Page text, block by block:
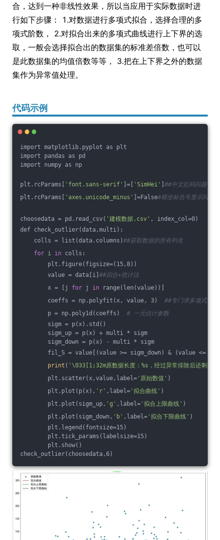
合，达到一种非线性效果，所以当应用于实际数据时进
行如下步骤： 1.对数据进行多项式拟合，选择合理的多
项式阶数， 2.对拟合出来的多项式曲线进行上下界的选
取，一般会选择拟合出的数据集的标准差倍数，也可以
是此数据集的均值倍数等等， 3.把在上下界之外的数据
集作为异常值处理。
代码示例
import matplotlib.pyplot as plt
import pandas as pd
import numpy as np
plt.rcParams[ 'font.sans-serif' ]=[ 'SimHei'
##中文乱码问题！
plt.rcParams[
'axes.unicode_minus' ]=False#横坐标负号显示问题！
choosedata = pd.read_csv( '建模数据.csv' , index_col=0)
def check_outlier(data,multi):
colls = list(data.columns)##获取数据的所有列名
for i in colls:
plt.figure(figsize=(15,8))
value = data[i] ##拟合+统计法
x = [j for j in range(len(value))]
coeffs = np.polyfit(x, value, 3) ##专门求多项式估
p = np.poly1d(coeffs) # 一元估计参数
sigm = p(x).std()
sigm_up = p(x) + multi * sigm
sigm_down = p(x) - multi * sigm
fil_S = value[(value >= sigm_down) & (value <=
print ( '\033[1;32m原数据长度：%s，经过异常排除后还剩：
plt.scatter(x,value,label= '原始数值' )
plt.plot(p(x), 'r' ,label= '拟合曲线' )
plt.plot(sigm_up, 'g' ,label= '拟合上限曲线' )
plt.plot(sigm_down, 'b' ,label= '拟合下限曲线' )
plt.legend(fontsize=15)
plt.tick_params(labelsize=15)
plt.show()
check_outlier(choosedata,6)